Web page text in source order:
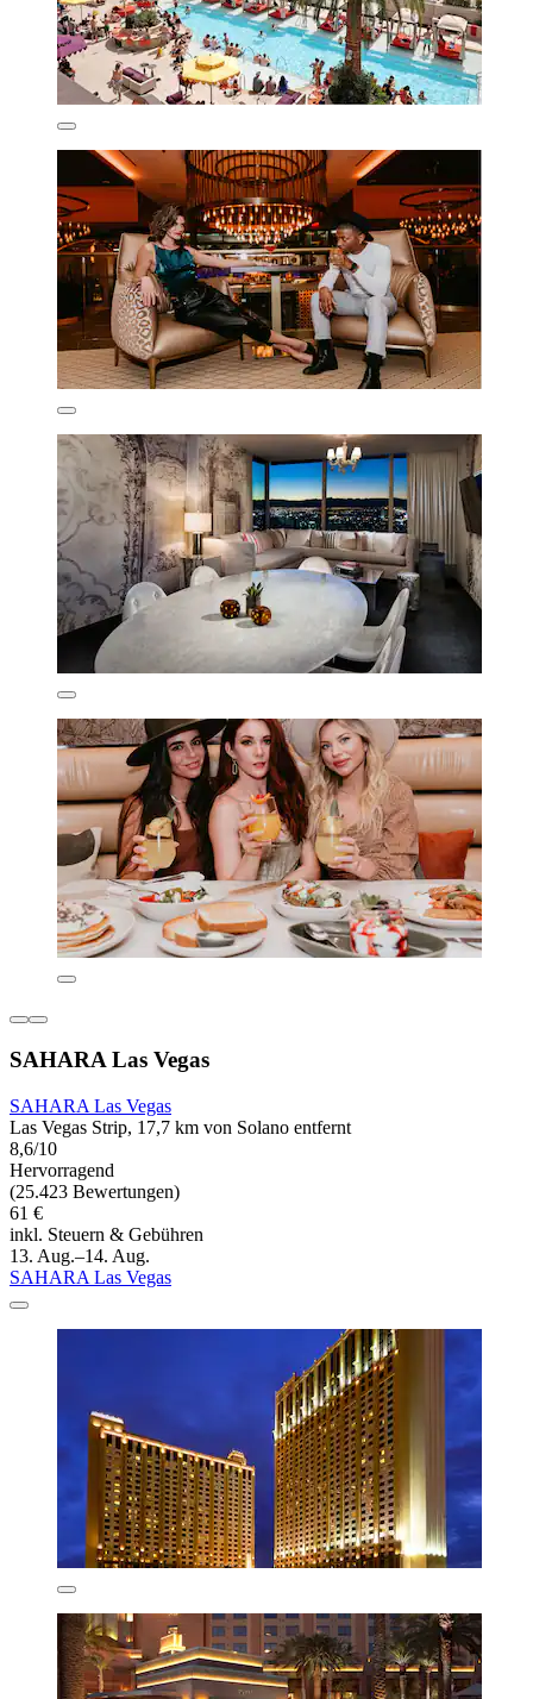
SAHARA Las Vegas
SAHARA Las Vegas
Las Vegas Strip, 17,7 km von Solano entfernt
8,6/10
Hervorragend
(25.423 Bewertungen)
61 €
inkl. Steuern & Gebühren
13. Aug.–14. Aug.
SAHARA Las Vegas